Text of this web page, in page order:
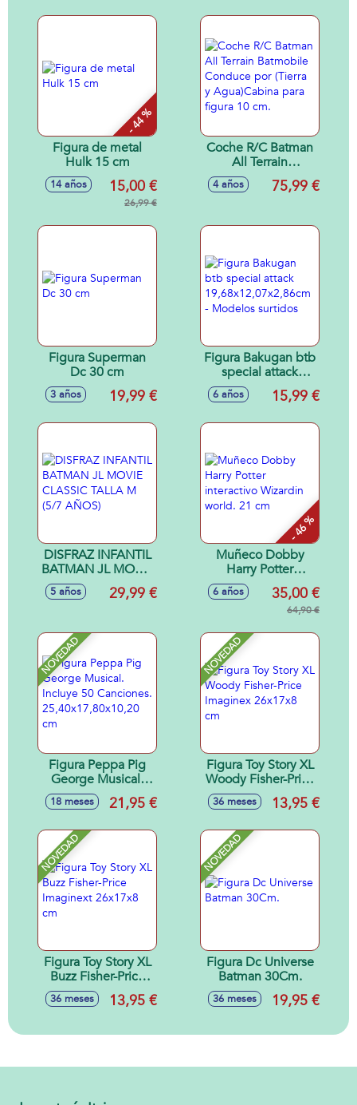
- 44 %
Figura de metal
Hulk 15 cm
14 años 15,00 €
26,99 €
Coche R/C Batman
All Terrain
Batmobile
Conduce por
4 años 75,99 €
Figura Superman
Dc 30 cm
3 años 19,99 €
Figura Bakugan btb
special attack
19,68x12,07x2,86cm
- Modelos surtidos
6 años 15,99 €
DISFRAZ INFANTIL
BATMAN JL MOVIE
CLASSIC TALLA M
(5/7 AÑOS)
5 años 29,99 €
- 46 %
Muñeco Dobby
Harry Potter
interactivo Wizardin
world. 21 cm
6 años 35,00 €
64,90 €
NOVEDAD
Figura Peppa Pig
George Musical.
Incluye 50
Canciones.
cm
18 meses 21,95 €
NOVEDAD
Figura Toy Story XL
Woody Fisher-Price
Imaginex 26x17x8
cm
36 meses 13,95 €
NOVEDAD
Figura Toy Story XL
Buzz Fisher-Price
Imaginext 26x17x8
cm
36 meses 13,95 €
NOVEDAD
Figura Dc Universe
Batman 30Cm.
36 meses 19,95 €